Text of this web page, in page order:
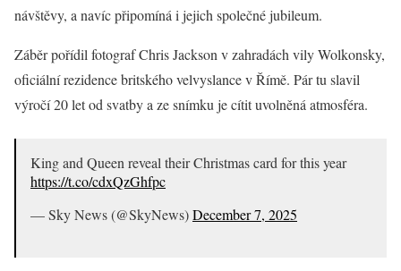
návštěvy, a navíc připomíná i jejich společné jubileum.
Záběr pořídil fotograf Chris Jackson v zahradách vily Wolkonsky,
oficiální rezidence britského velvyslance v Římě. Pár tu slavil
výročí 20 let od svatby a ze snímku je cítit uvolněná atmosféra.
King and Queen reveal their Christmas card for this year
https://t.co/cdxQzGhfpc
— Sky News (@SkyNews)December 7, 2025